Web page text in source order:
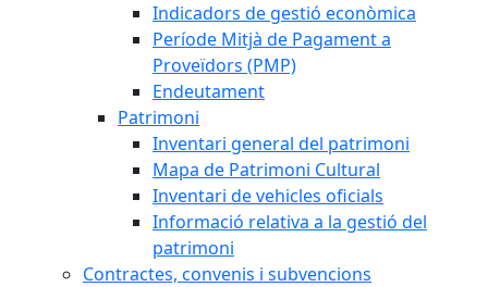
Indicadors de gestió econòmica
Període Mitjà de Pagament a
Proveïdors (PMP)
Endeutament
Patrimoni
Inventari general del patrimoni
Mapa de Patrimoni Cultural
Inventari de vehicles oficials
Informació relativa a la gestió del
patrimoni
Contractes, convenis i subvencions